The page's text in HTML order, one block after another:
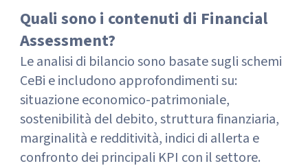
Quali sono i contenuti di Financial
Assessment?
Le analisi di bilancio sono basate sugli schemi
CeBi e includono approfondimenti su:
situazione economico-patrimoniale,
sostenibilità del debito, struttura finanziaria,
marginalità e redditività, indici di allerta e
confronto dei principali KPI con il settore.